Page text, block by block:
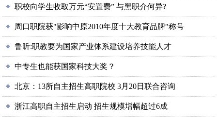
职校向学生收取万元“安置费” 与黑职介何异?
周口职院获"影响中原2010年度十大教育品牌"称号
鲁昕:职教要为国家产业体系建设培养技能人才
中专生也能获国家科技大奖？
北京：13所自主招生高职院校 3月20日联合咨询
浙江高职自主招生启动 招生规模增幅超过6成